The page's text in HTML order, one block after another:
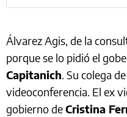
Álvarez Agis, de la
porque se lo pidió el
Capitanich. Su colega
videoconferencia. El ex
gobierno deCristina